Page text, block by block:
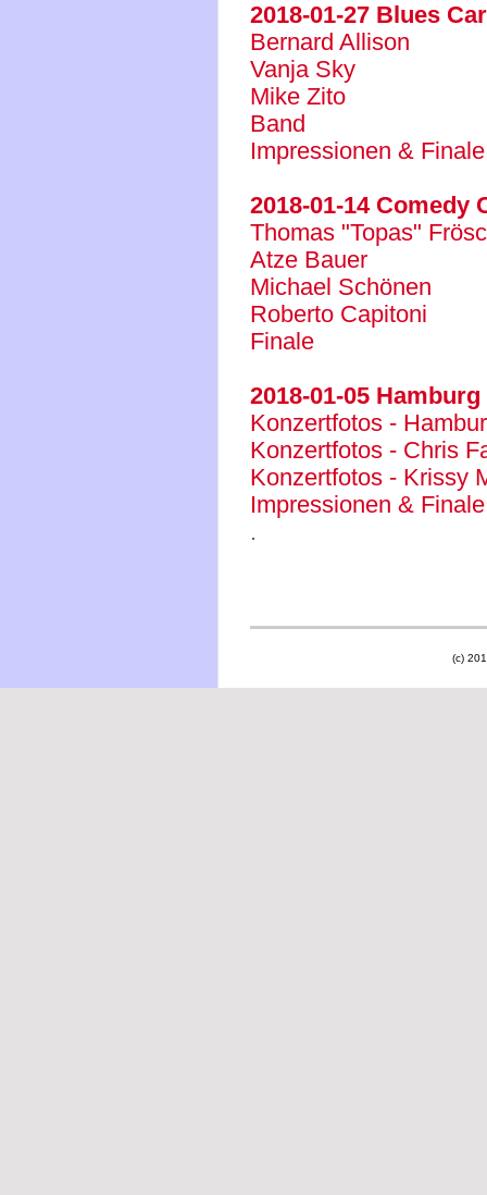
2018-01-27 Blues
Bernard Allison
Vanja Sky
Mike Zito
Band
Impressionen & Finale
2018-01-14 Comedy
Thomas "Topas"
Atze Bauer
Michael Schönen
Roberto Capitoni
Finale
2018-01-05
Konzertfotos -
Konzertfotos - Chris
Konzertfotos - Krissy
Impressionen & Finale
.
(c)